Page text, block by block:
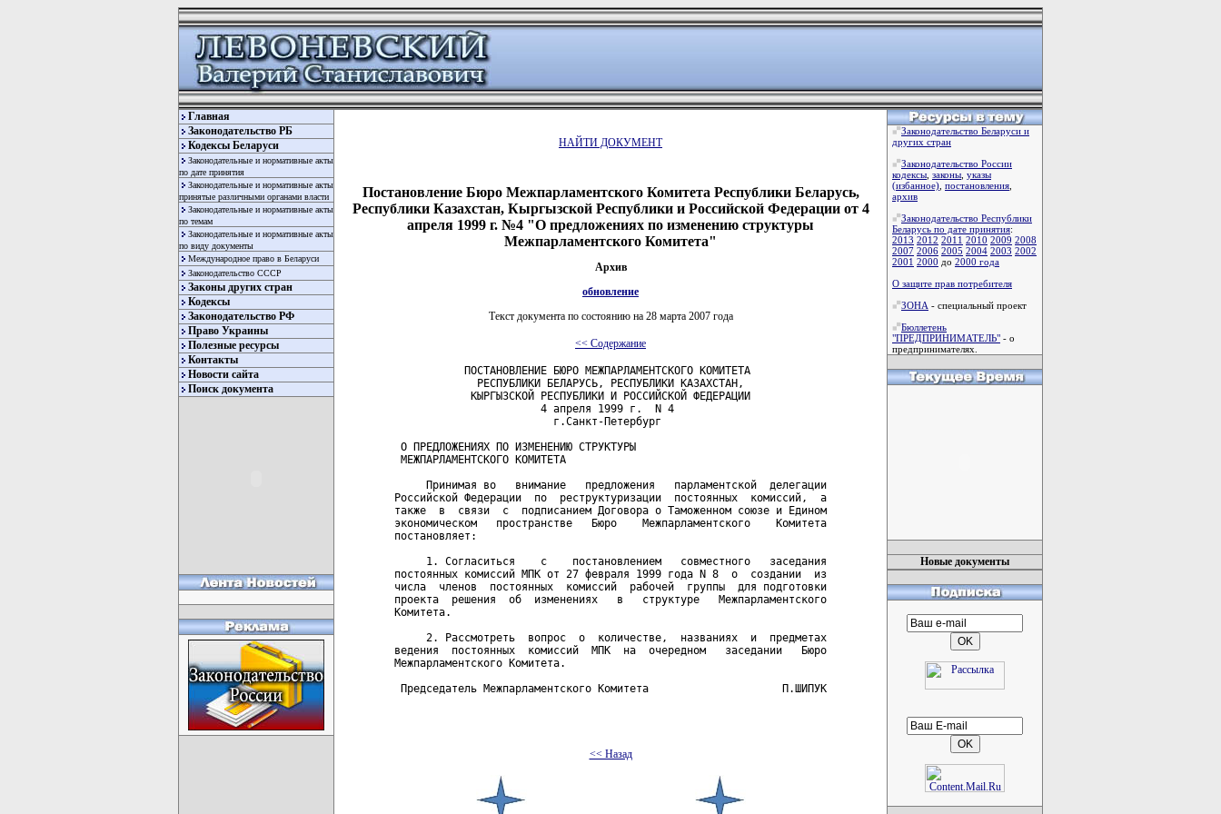
Главная
Законодательство РБ
Кодексы Беларуси
Законодательные и нормативные акты
по дате принятия
Законодательные и нормативные акты
принятые различными органами власти
Законодательные и нормативные акты
по темам
Законодательные и нормативные акты
по виду документы
Международное право в Беларуси
Законодательство СССР
Законы других стран
Кодексы
Законодательство РФ
Право Украины
Полезные ресурсы
Контакты
Новости сайта
Поиск документа
НАЙТИ ДОКУМЕНТ
Постановление Бюро Межпарламентского Комитета Республики Беларусь,
Республики Казахстан, Кыргызской Республики и Российской Федерации от 4
апреля 1999 г. №4 "О предложениях по изменению структуры
Межпарламентского Комитета"
Архив
обновление
Текст документа по состоянию на 28 марта 2007 года
<< Содержание
           ПОСТАНОВЛЕНИЕ БЮРО МЕЖПАРЛАМЕНТСКОГО КОМИТЕТА
             РЕСПУБЛИКИ БЕЛАРУСЬ, РЕСПУБЛИКИ КАЗАХСТАН,
            КЫРГЫЗСКОЙ РЕСПУБЛИКИ И РОССИЙСКОЙ ФЕДЕРАЦИИ
                       4 апреля 1999 г.  N 4
                         г.Санкт-Петербург
О ПРЕДЛОЖЕНИЯХ ПО ИЗМЕНЕНИЮ СТРУКТУРЫ
МЕЖПАРЛАМЕНТСКОГО КОМИТЕТА
     Принимая во   внимание   предложения   парламентской  делегации
Российской Федерации  по  реструктуризации  постоянных  комиссий,  а
также  в  связи  с  подписанием Договора о Таможенном союзе и Едином
экономическом   пространстве   Бюро    Межпарламентского    Комитета
постановляет:
     1. Согласиться    с    постановлением   совместного   заседания
постоянных комиссий МПК от 27 февраля 1999 года N 8  о  создании  из
числа  членов  постоянных  комиссий  рабочей  группы  для подготовки
проекта  решения  об  изменениях   в   структуре   Межпарламентского
Комитета.
     2. Рассмотреть  вопрос  о  количестве,  названиях  и  предметах
ведения  постоянных  комиссий  МПК  на  очередном   заседании   Бюро
Межпарламентского Комитета.
Председатель Межпарламентского Комитета                     П.ШИПУК
<< Назад
Законодательство Беларуси и
других стран
Законодательство России
кодексы законы указы
(избанное) постановления
архив
Законодательство Республики
Беларусь по дате принятия:
2013 2012 2011 2010 2009 2008
2007 2006 2005 2004 2003 2002
2001 2000 до 2000 года
О защите прав потребителя
ЗОНА - специальный проект
Бюллетень
"ПРЕДПРИНИМАТЕЛЬ" - о
предпринимателях.
Новые документы